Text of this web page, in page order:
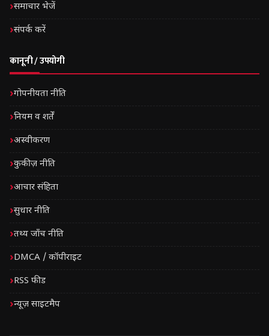
समाचार भेजें
संपर्क करें
कानूनी / उपयोगी
गोपनीयता नीति
नियम व शर्तें
अस्वीकरण
कुकीज़ नीति
आचार संहिता
सुधार नीति
तथ्य जाँच नीति
DMCA / कॉपीराइट
RSS फीड
न्यूज़ साइटमैप